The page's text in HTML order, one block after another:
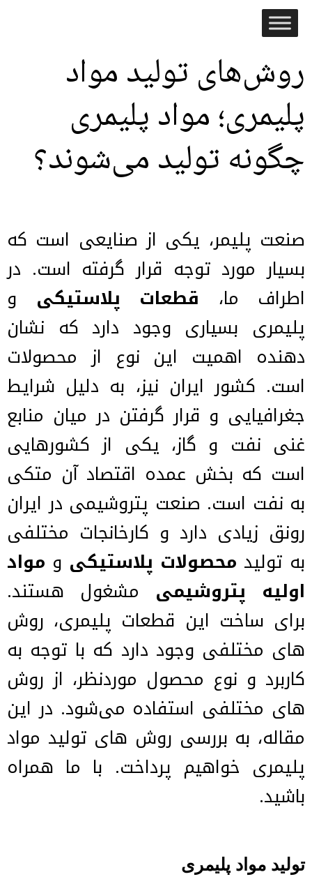
روش‌های تولید مواد
پلیمری؛ مواد پلیمری
چگونه تولید می‌شوند؟
صنعت پلیمر، یکی از صنایعی است که
بسیار مورد توجه قرار گرفته است. در
اطراف ما، قطعات پلاستیکی و
پلیمری بسیاری وجود دارد که نشان
دهنده اهمیت این نوع از محصولات
است. کشور ایران نیز، به دلیل شرایط
جغرافیایی و قرار گرفتن در میان منابع
غنی نفت و گاز، یکی از کشورهایی
است که بخش عمده اقتصاد آن متکی
به نفت است. صنعت پتروشیمی در ایران
رونق زیادی دارد و کارخانجات مختلفی
به تولید محصولات پلاستیکی و مواد
اولیه پتروشیمی مشغول هستند.
برای ساخت این قطعات پلیمری، روش
های مختلفی وجود دارد که با توجه به
کاربرد و نوع محصول موردنظر، از روش
های مختلفی استفاده می‌شود. در این
مقاله، به بررسی روش های تولید مواد
پلیمری خواهیم پرداخت. با ما همراه
باشید.
تولید مواد پلیمری